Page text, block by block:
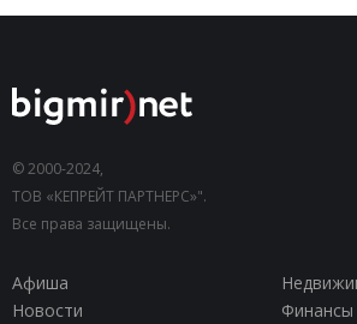
© 2000-2024,
ТОВ «КЕПРЕЙТ ПАРТНЕРС»".
Все права защищены.
Афиша
Новости
Финансы